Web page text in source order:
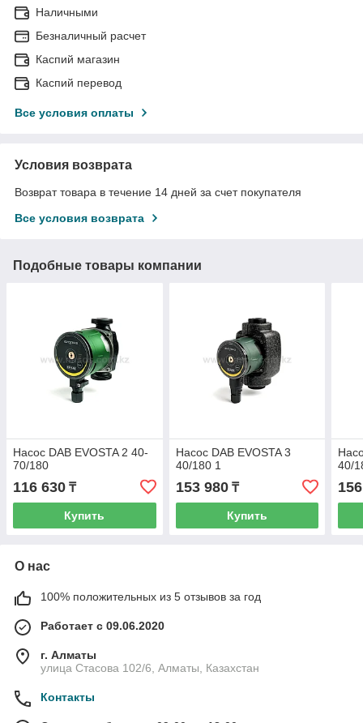
Наличными
Безналичный расчет
Каспий магазин
Каспий перевод
Все условия оплаты
Условия возврата
Возврат товара в течение 14 дней за счет покупателя
Все условия возврата
Подобные товары компании
Насос DAB EVOSTA 2 40-
70/180
116 630 ₸
Купить
Насос DAB EVOSTA 3
40/180 1
153 980₸
Купить
40/
О нас
100% положительных из 5 отзывов за год
Работает с 09.06.2020
г. Алматы
улица Стасова 102/6, Алматы, Казахстан
Контакты